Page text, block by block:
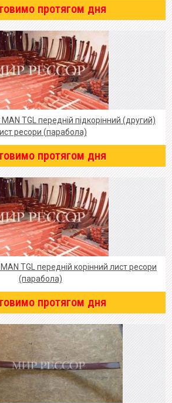
протягом дня
TGL передній підкорінний (другий)
ресори (парабола)
протягом дня
TGL передній корінний лист ресори
(парабола)
протягом дня